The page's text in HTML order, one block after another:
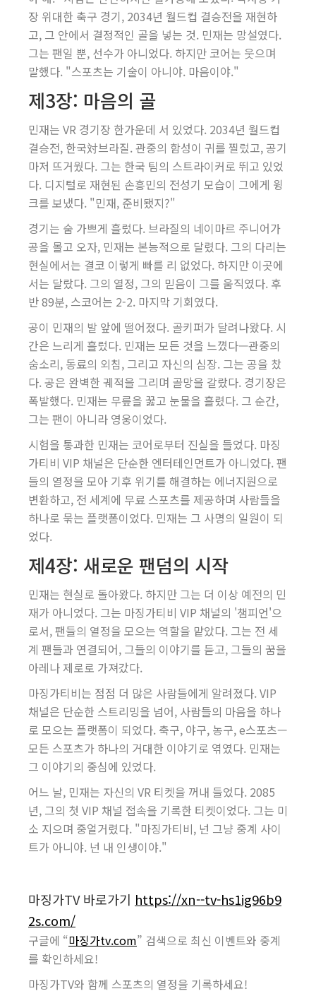
장 위대한 축구 경기, 2034년 월드컵 결승전을 재현하
고, 그 안에서 결정적인 골을 넣는 것. 민재는 망설였다.
그는 팬일 뿐, 선수가 아니었다. 하지만 코어는 웃으며
말했다. "스포츠는 기술이 아니야. 마음이야."
제3장: 마음의 골
민재는 VR 경기장 한가운데 서 있었다. 2034년 월드컵
결승전, 한국対브라질. 관중의 함성이 귀를 찔렀고, 공기
마저 뜨거웠다. 그는 한국 팀의 스트라이커로 뛰고 있었
다. 디지털로 재현된 손흥민의 전성기 모습이 그에게 윙
크를 보냈다. "민재, 준비됐지?"
경기는 숨 가쁘게 흘렀다. 브라질의 네이마르 주니어가
공을 몰고 오자, 민재는 본능적으로 달렸다. 그의 다리는
현실에서는 결코 이렇게 빠를 리 없었다. 하지만 이곳에
서는 달랐다. 그의 열정, 그의 믿음이 그를 움직였다. 후
반 89분, 스코어는 2-2. 마지막 기회였다.
공이 민재의 발 앞에 떨어졌다. 골키퍼가 달려나왔다. 시
간은 느리게 흘렀다. 민재는 모든 것을 느꼈다—관중의
숨소리, 동료의 외침, 그리고 자신의 심장. 그는 공을 찼
다. 공은 완벽한 궤적을 그리며 골망을 갈랐다. 경기장은
폭발했다. 민재는 무릎을 꿇고 눈물을 흘렸다. 그 순간,
그는 팬이 아니라 영웅이었다.
시험을 통과한 민재는 코어로부터 진실을 들었다. 마징
가티비 VIP 채널은 단순한 엔터테인먼트가 아니었다. 팬
들의 열정을 모아 기후 위기를 해결하는 에너지원으로
변환하고, 전 세계에 무료 스포츠를 제공하며 사람들을
하나로 묶는 플랫폼이었다. 민재는 그 사명의 일원이 되
었다.
제4장: 새로운 팬덤의 시작
민재는 현실로 돌아왔다. 하지만 그는 더 이상 예전의 민
재가 아니었다. 그는 마징가티비 VIP 채널의 '챔피언'으
로서, 팬들의 열정을 모으는 역할을 맡았다. 그는 전 세
계 팬들과 연결되어, 그들의 이야기를 듣고, 그들의 꿈을
아레나 제로로 가져갔다.
마징가티비는 점점 더 많은 사람들에게 알려졌다. VIP
채널은 단순한 스트리밍을 넘어, 사람들의 마음을 하나
로 모으는 플랫폼이 되었다. 축구, 야구, 농구, e스포츠—
모든 스포츠가 하나의 거대한 이야기로 엮였다. 민재는
그 이야기의 중심에 있었다.
어느 날, 민재는 자신의 VR 티켓을 꺼내 들었다. 2085
년, 그의 첫 VIP 채널 접속을 기록한 티켓이었다. 그는 미
소 지으며 중얼거렸다. "마징가티비, 넌 그냥 중계 사이
트가 아니야. 넌 내 인생이야."
마징가TV 바로가기 https://xn--tv-hs1ig96b9
2s.com/
구글에 “마징가tv.com” 검색으로 최신 이벤트와 중계
를 확인하세요!
마징가TV와 함께 스포츠의 열정을 기록하세요!